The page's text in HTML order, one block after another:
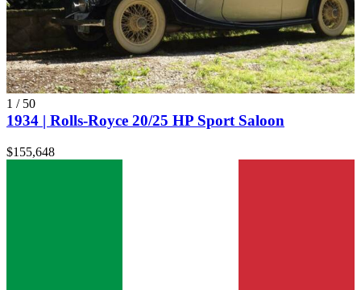
1 / 50
1934 | Rolls-Royce 20/25 HP Sport Saloon
$155,648